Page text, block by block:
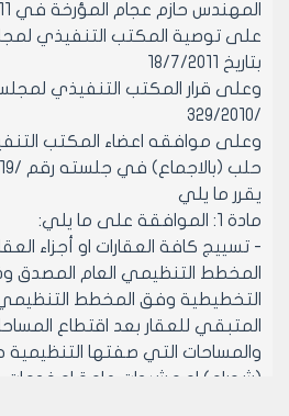
على توصية المكتب التنفيذي
بتاريخ 18/7/2011
وعلى قرار المكتب التنفيذي
/329/2010
وعلى موافقه اعضاء المكتب
حلب (بالاجماع) في جلسته رقم /19/ تاريخ 3/8/2011 م
يقرر ما يلي
مادة 1: الموافقة على ما يلي:
- تسييج كافة العقارات او أجزاء
المخطط التنظيمي العام المصدق
التخطيطية وفق المخطط التنظيمي
المتبقي للعقار بعد اقتطاع
والمساحات التي صفتها التنظيمية
(شوراع) او مشيدات عامة او خدمات